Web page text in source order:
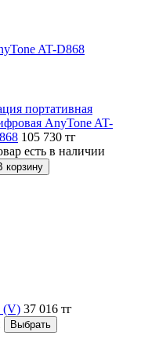
AT-D868
портативная
AnyTone AT-
105 730 тг
есть в наличии
(V) 37 016 тг